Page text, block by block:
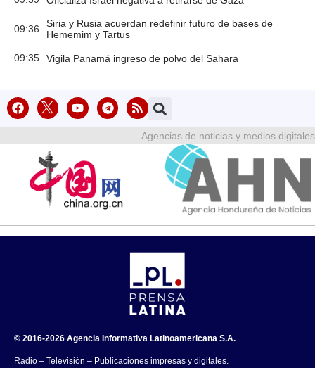
09:36
Siria y Rusia acuerdan redefinir futuro de bases de
Hememim y Tartus
09:35 Vigila Panamá ingreso de polvo del Sahara
Agencias de noticias y medios digitales
© 2016-2026 Agencia Informativa Latinoamericana S.A.
Radio – Televisión – Publicaciones impresas y digitales.